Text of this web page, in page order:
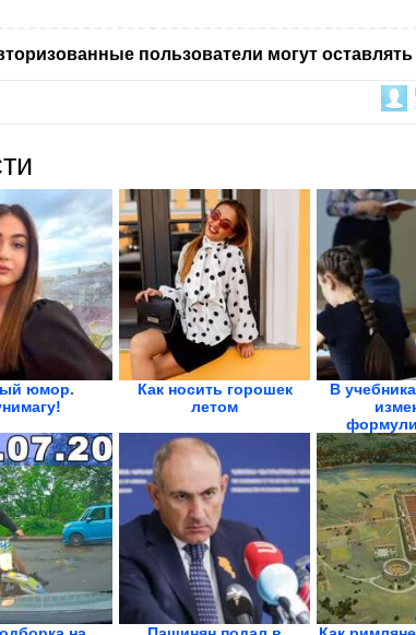
пользователи могут
юмор.
Как носить горошек
летом
В